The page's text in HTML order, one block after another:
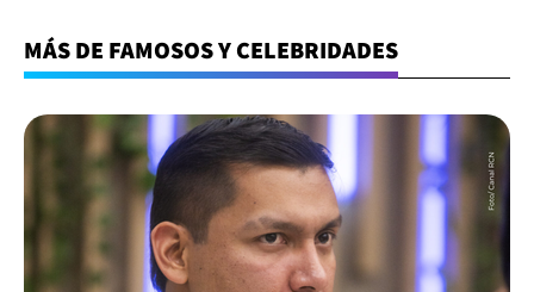
MÁS DE FAMOSOS Y CELEBRIDADES